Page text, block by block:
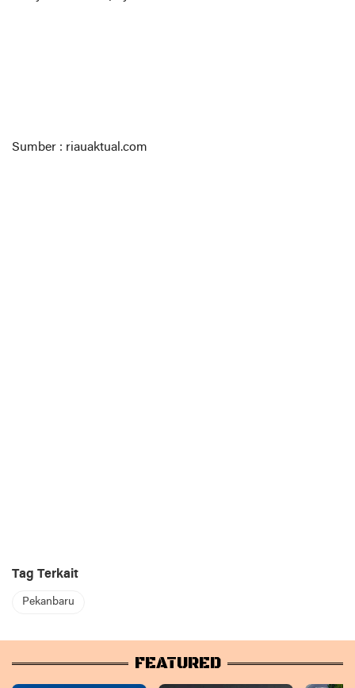
Sumber : riauaktual.com
Tag Terkait
Pekanbaru
FEATURED